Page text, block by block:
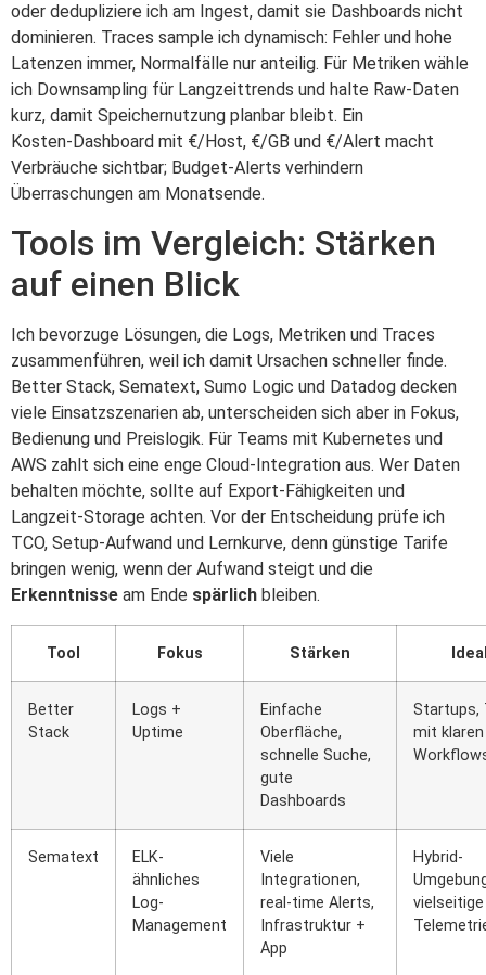
oder dedupliziere ich am Ingest, damit sie Dashboards nicht
dominieren. Traces sample ich dynamisch: Fehler und hohe
Latenzen immer, Normalfälle nur anteilig. Für Metriken wähle
ich Downsampling für Langzeittrends und halte Raw‑Daten
kurz, damit Speichernutzung planbar bleibt. Ein
Kosten‑Dashboard mit €/Host, €/GB und €/Alert macht
Verbräuche sichtbar; Budget‑Alerts verhindern
Überraschungen am Monatsende.
Tools im Vergleich: Stärken
auf einen Blick
Ich bevorzuge Lösungen, die Logs, Metriken und Traces
zusammenführen, weil ich damit Ursachen schneller finde.
Better Stack, Sematext, Sumo Logic und Datadog decken
viele Einsatzszenarien ab, unterscheiden sich aber in Fokus,
Bedienung und Preislogik. Für Teams mit Kubernetes und
AWS zahlt sich eine enge Cloud‑Integration aus. Wer Daten
behalten möchte, sollte auf Export-Fähigkeiten und
Langzeit-Storage achten. Vor der Entscheidung prüfe ich
TCO, Setup-Aufwand und Lernkurve, denn günstige Tarife
bringen wenig, wenn der Aufwand steigt und die
Erkenntnisse am Ende spärlich bleiben.
Tool Fokus Stärken
Better
Stack
Logs +
Uptime
Einfache
Oberfläche,
schnelle Suche,
gute
Dashboards
Startups,
mit klaren
Sematext
ELK-
ähnliches
Log-
Management
Viele
Integrationen,
real‑time Alerts,
Infrastruktur +
App
Hybrid-
vielseitige